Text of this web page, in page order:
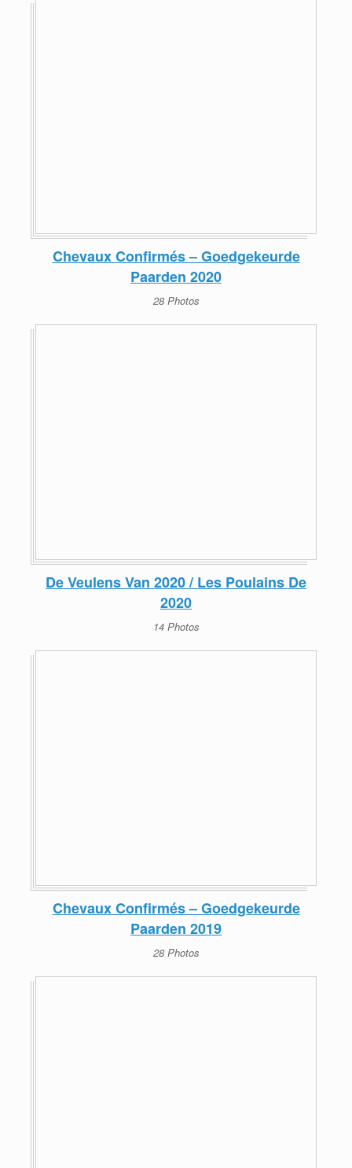
Chevaux Confirmés – Goedgekeurde
Paarden 2020
28 Photos
De Veulens Van 2020 / Les Poulains De
2020
14 Photos
Chevaux Confirmés – Goedgekeurde
Paarden 2019
28 Photos